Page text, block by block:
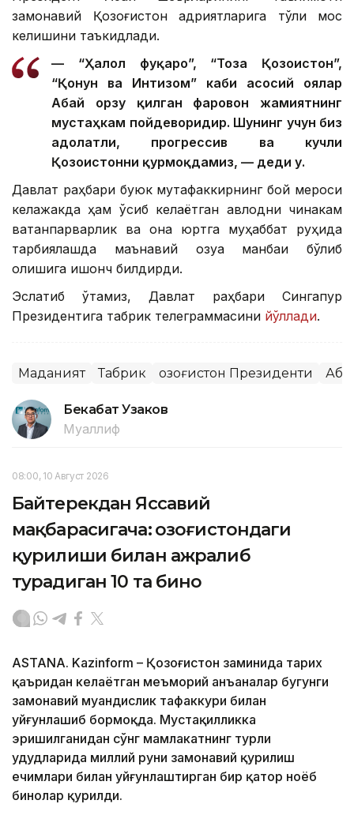
замонавий Қозоғистон қадриятларига тўлиқ мос
келишини таъкидлади.
— “Ҳалол фуқаро”, “Тоза Қозоғистон”,
“Қонун ва Интизом” каби асосий ғоялар
Абай орзу қилган фаровон жамиятнинг
мустаҳкам пойдеворидир. Шунинг учун биз
адолатли, прогрессив ва кучли
Қозоғистонни қурмоқдамиз, — деди у.
Давлат раҳбари буюк мутафаккирнинг бой мероси
келажакда ҳам ўсиб келаётган авлодни чинакам
ватанпарварлик ва она юртга муҳаббат руҳида
тарбиялашда маънавий озуқа манбаи бўлиб
қолишига ишонч билдирди.
Эслатиб ўтамиз, Давлат раҳбари Сингапур
Президентига табрик телеграммасини йўллади.
Маданият Табрик Қозоғистон Президенти
Бекабат Узаков
Муаллиф
08:00, 10 Август 2026
Байтерекдан Яссавий
мақбарасигача: Қозоғистондаги
қурилиши билан ажралиб
турадиган 10 та бино
ASTANA. Kazinform – Қозоғистон заминида тарих
қаъридан келаётган меъморий анъаналар бугунги
замонавий муҳандислик тафаккури билан
уйғунлашиб бормоқда. Мустақилликка
эришилганидан сўнг мамлакатнинг турли
ҳудудларида миллий руҳни замонавий қурилиш
ечимлари билан уйғунлаштирган бир қатор ноёб
бинолар қурилди.